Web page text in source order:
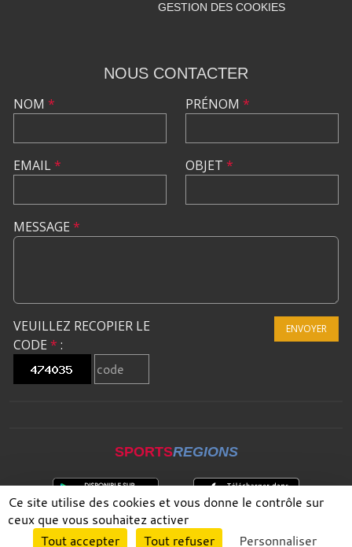
GESTION DES COOKIES
NOUS CONTACTER
NOM *
EMAIL*
PRÉNOM *
OBJET *
MESSAGE *
VEUILLEZ RECOPIER LE
CODE * :
ENVOYER
SPORTSREGIONS
Envie de participer ? CONNEXION
Ce site utilise des cookies et vous donne le contrôle sur
ceux que vous souhaitez activer
Tout accepter
Tout refuser Personnaliser